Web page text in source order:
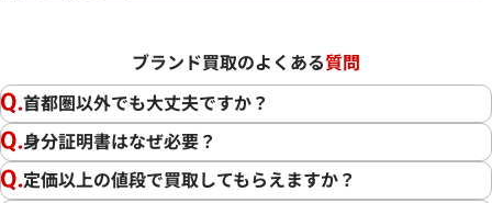
ブランド買取のよくある質問
首都圏以外でも大丈夫ですか？
身分証明書はなぜ必要？
定価以上の値段で買取してもらえますか？